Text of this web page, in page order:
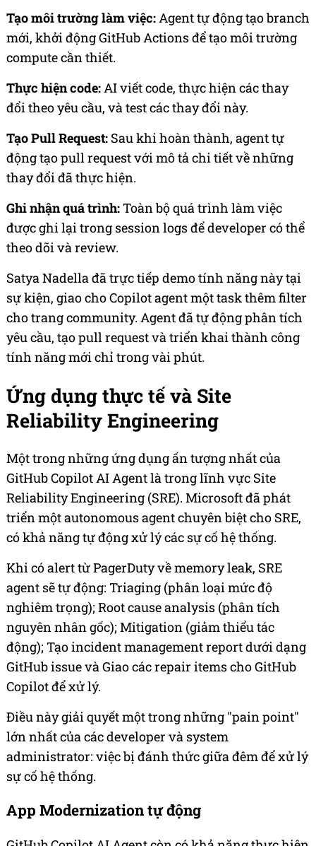
Tạo môi trường làm việc:Agent tự động tạo branch
mới, khởi động GitHub Actions để tạo môi trường
compute cần thiết.
Thực hiện code:AI viết code, thực hiện các thay
đổi theo yêu cầu, và test các thay đổi này.
Tạo Pull Request: Sau khi hoàn thành, agent tự
động tạo pull request với mô tả chi tiết về những
thay đổi đã thực hiện.
Ghi nhận quá trình:Toàn bộ quá trình làm việc
được ghi lại trong session logs để developer có thể
theo dõi và review.
Satya Nadella đã trực tiếp demo tính năng này tại
sự kiện, giao cho Copilot agent một task thêm filter
cho trang community. Agent đã tự động phân tích
yêu cầu, tạo pull request và triển khai thành công
tính năng mới chỉ trong vài phút.
Ứng dụng thực tế và Site
Reliability Engineering
Một trong những ứng dụng ấn tượng nhất của
GitHub Copilot AI Agent là trong lĩnh vực Site
Reliability Engineering (SRE). Microsoft đã phát
triển một autonomous agent chuyên biệt cho SRE,
có khả năng tự động xử lý các sự cố hệ thống.
Khi có alert từ PagerDuty về memory leak, SRE
agent sẽ tự động: Triaging (phân loại mức độ
nghiêm trọng); Root cause analysis (phân tích
nguyên nhân gốc); Mitigation (giảm thiểu tác
động); Tạo incident management report dưới dạng
GitHub issue và Giao các repair items cho GitHub
Copilot để xử lý.
Điều này giải quyết một trong những "pain point"
lớn nhất của các developer và system
administrator: việc bị đánh thức giữa đêm để xử lý
sự cố hệ thống.
App Modernization tự động